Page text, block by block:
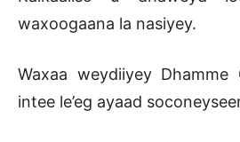
waxoogaana la nasiyey.
Waxaa weydiiyey Dhamme
intee le’eg ayaad